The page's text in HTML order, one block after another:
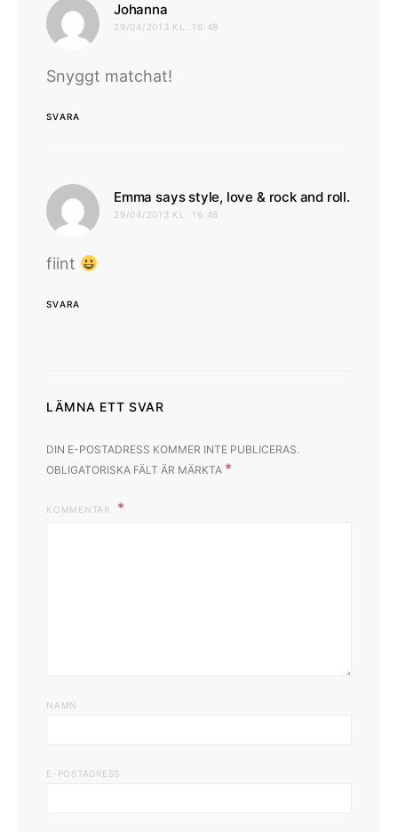
Johanna
29/04/2013 KL. 16:48
Snyggt matchat!
SVARA
Emma says style, love & rock and roll.
29/04/2013 KL. 16:48
fiint
SVARA
LÄMNA ETT SVAR
DIN E-POSTADRESS KOMMER INTE PUBLICERAS.
OBLIGATORISKA FÄLT ÄR MÄRKTA *
KOMMENTAR
NAMN
E-POSTADRESS